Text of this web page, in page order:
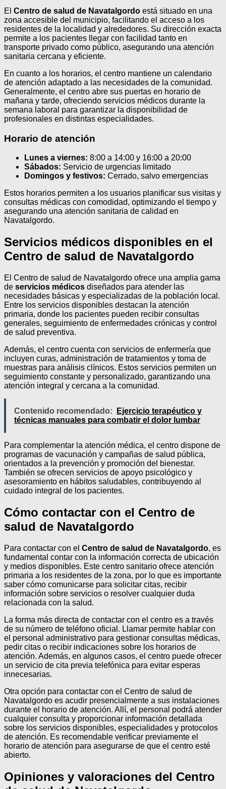
El Centro de salud de Navatalgordo está situado en una
zona accesible del municipio, facilitando el acceso a los
residentes de la localidad y alrededores. Su dirección exacta
permite a los pacientes llegar con facilidad tanto en
transporte privado como público, asegurando una atención
sanitaria cercana y eficiente.
En cuanto a los horarios, el centro mantiene un calendario
de atención adaptado a las necesidades de la comunidad.
Generalmente, el centro abre sus puertas en horario de
mañana y tarde, ofreciendo servicios médicos durante la
semana laboral para garantizar la disponibilidad de
profesionales en distintas especialidades.
Horario de atención
Lunes a viernes: 8:00 a 14:00 y 16:00 a 20:00
Sábados: Servicio de urgencias limitado
Domingos y festivos: Cerrado, salvo emergencias
Estos horarios permiten a los usuarios planificar sus visitas y
consultas médicas con comodidad, optimizando el tiempo y
asegurando una atención sanitaria de calidad en
Navatalgordo.
Servicios médicos disponibles en el
Centro de salud de Navatalgordo
El Centro de salud de Navatalgordo ofrece una amplia gama
de servicios médicos diseñados para atender las
necesidades básicas y especializadas de la población local.
Entre los servicios disponibles destacan la atención
primaria, donde los pacientes pueden recibir consultas
generales, seguimiento de enfermedades crónicas y control
de salud preventiva.
Además, el centro cuenta con servicios de enfermería que
incluyen curas, administración de tratamientos y toma de
muestras para análisis clínicos. Estos servicios permiten un
seguimiento constante y personalizado, garantizando una
atención integral y cercana a la comunidad.
Contenido recomendado:
Ejercicio terapéutico y
técnicas manuales para combatir el dolor lumbar
Para complementar la atención médica, el centro dispone de
programas de vacunación y campañas de salud pública,
orientados a la prevención y promoción del bienestar.
También se ofrecen servicios de apoyo psicológico y
asesoramiento en hábitos saludables, contribuyendo al
cuidado integral de los pacientes.
Cómo contactar con el Centro de
salud de Navatalgordo
Para contactar con el Centro de salud de Navatalgordo, es
fundamental contar con la información correcta de ubicación
y medios disponibles. Este centro sanitario ofrece atención
primaria a los residentes de la zona, por lo que es importante
saber cómo comunicarse para solicitar citas, recibir
información sobre servicios o resolver cualquier duda
relacionada con la salud.
La forma más directa de contactar con el centro es a través
de su número de teléfono oficial. Llamar permite hablar con
el personal administrativo para gestionar consultas médicas,
pedir citas o recibir indicaciones sobre los horarios de
atención. Además, en algunos casos, el centro puede ofrecer
un servicio de cita previa telefónica para evitar esperas
innecesarias.
Otra opción para contactar con el Centro de salud de
Navatalgordo es acudir presencialmente a sus instalaciones
durante el horario de atención. Allí, el personal podrá atender
cualquier consulta y proporcionar información detallada
sobre los servicios disponibles, especialidades y protocolos
de atención. Es recomendable verificar previamente el
horario de atención para asegurarse de que el centro esté
abierto.
Opiniones y valoraciones del Centro